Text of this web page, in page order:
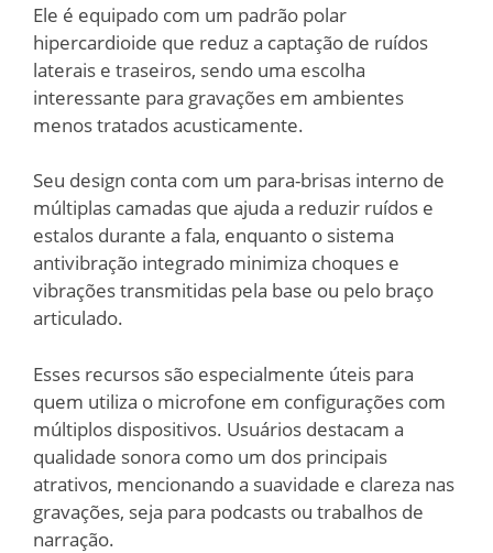
Ele é equipado com um padrão polar
hipercardioide que reduz a captação de ruídos
laterais e traseiros, sendo uma escolha
interessante para gravações em ambientes
menos tratados acusticamente.
Seu design conta com um para-brisas interno de
múltiplas camadas que ajuda a reduzir ruídos e
estalos durante a fala, enquanto o sistema
antivibração integrado minimiza choques e
vibrações transmitidas pela base ou pelo braço
articulado.
Esses recursos são especialmente úteis para
quem utiliza o microfone em configurações com
múltiplos dispositivos. Usuários destacam a
qualidade sonora como um dos principais
atrativos, mencionando a suavidade e clareza nas
gravações, seja para podcasts ou trabalhos de
narração.